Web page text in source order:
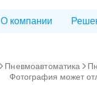
О компании
Пневмоавтоматика
Фотография может